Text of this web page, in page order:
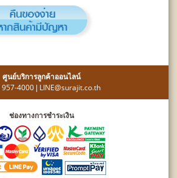
ศูนย์บริการลูกค้าออนไลน์
957-4000| LINE@surajit.co.th
ช่องทางการชำระเงิน